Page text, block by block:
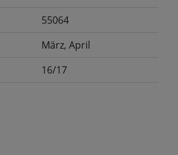
55064
März, April
16/17